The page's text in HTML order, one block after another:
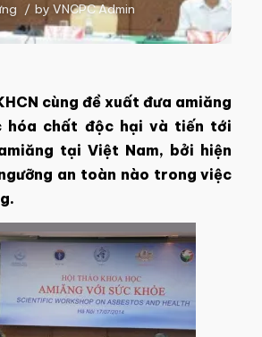
/ byVNCPC Admin
cùng đề xuất đưa amiăng
hóa chất độc hại và tiến tới
tại Việt Nam, bởi hiện
an toàn nào trong việc